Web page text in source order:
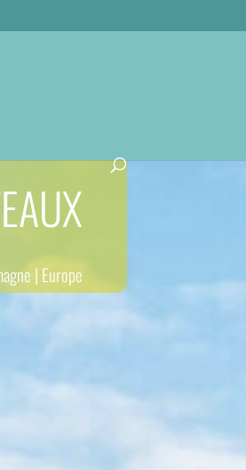
| Europe